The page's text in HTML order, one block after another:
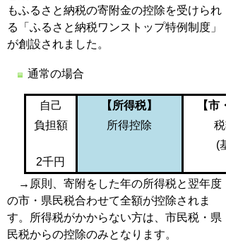
もふるさと納税の寄附金の控除を受けられ
る「ふるさと納税ワンストップ特例制度」
が創設されました。
通常の場合
自己
負担額
2千円
【所得税】
所得控除
【市
税
(
→原則、寄附をした年の所得税と翌年度
の市・県民税合わせて全額が控除されま
す。所得税がかからない方は、市民税・県
民税からの控除のみとなります。